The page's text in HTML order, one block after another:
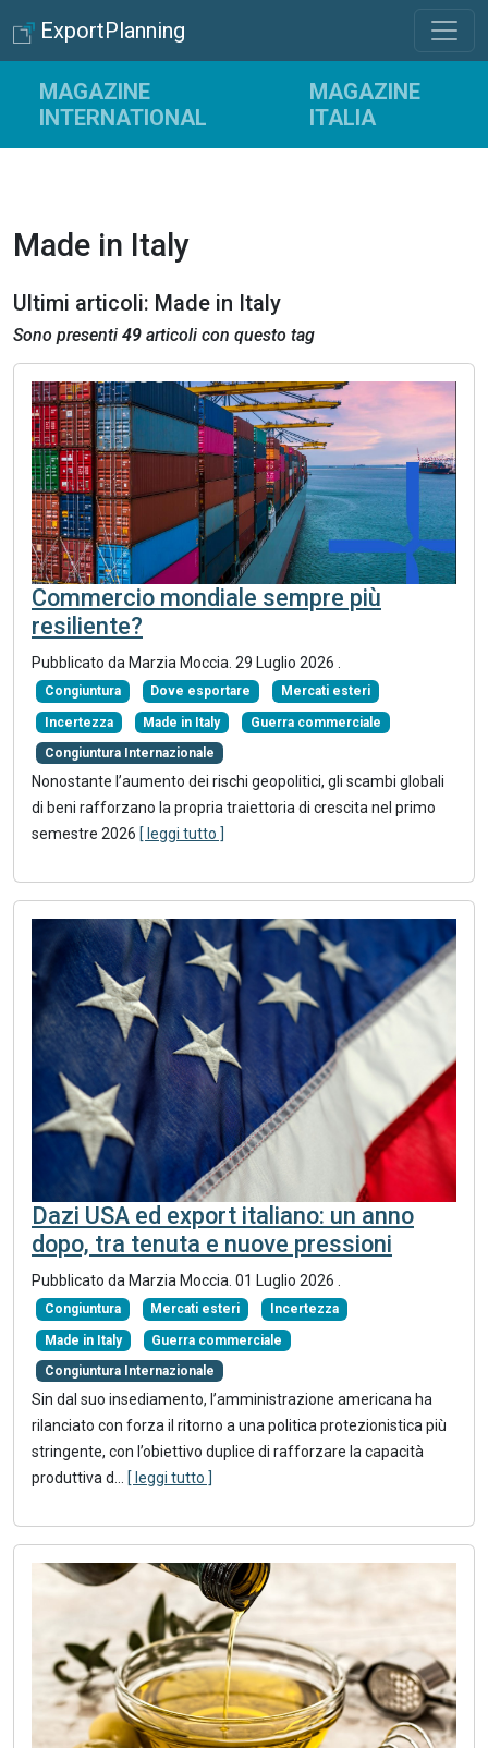
ExportPlanning
MAGAZINE
INTERNATIONAL
MAGAZINE
ITALIA
Made in Italy
Ultimi articoli: Made in Italy
Sono presenti 49 articoli con questo tag
Commercio mondiale sempre più
resiliente?
Pubblicato da Marzia Moccia. 29 Luglio 2026
Congiuntura Dove esportare Mercati esteri
Incertezza Made in Italy Guerra commerciale
Congiuntura Internazionale
Nonostante l’aumento dei rischi geopolitici, gli scambi globali
di beni rafforzano la propria traiettoria di crescita nel primo
semestre 2026 [ leggi tutto ]
Dazi USA ed export italiano: un anno
dopo, tra tenuta e nuove pressioni
Pubblicato da Marzia Moccia. 01 Luglio 2026 .
Congiuntura Mercati esteri Incertezza
Made in Italy Guerra commerciale
Congiuntura Internazionale
Sin dal suo insediamento, l’amministrazione americana ha
rilanciato con forza il ritorno a una politica protezionistica più
stringente, con l’obiettivo duplice di rafforzare la capacità
produttiva d... [ leggi tutto ]